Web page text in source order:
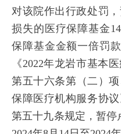
对该院作出行政处罚
损失的医疗保障基金
保障基金金额一倍罚
《2022年龙岩市基本
第五十六条第（二）
保障医疗机构服务协
第五十九条规定，暂停